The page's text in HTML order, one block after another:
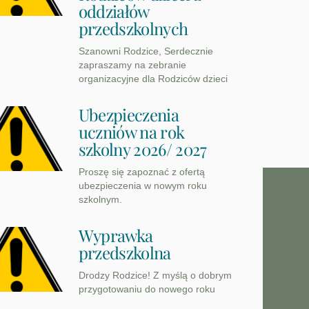
oddziałów
przedszkolnych
Szanowni Rodzice, Serdecznie
zapraszamy na zebranie
organizacyjne dla Rodziców dzieci
Ubezpieczenia
uczniów na rok
szkolny 2026/ 2027
Proszę się zapoznać z ofertą
ubezpieczenia w nowym roku
szkolnym.
Wyprawka
przedszkolna
Drodzy Rodzice! Z myślą o dobrym
przygotowaniu do nowego roku